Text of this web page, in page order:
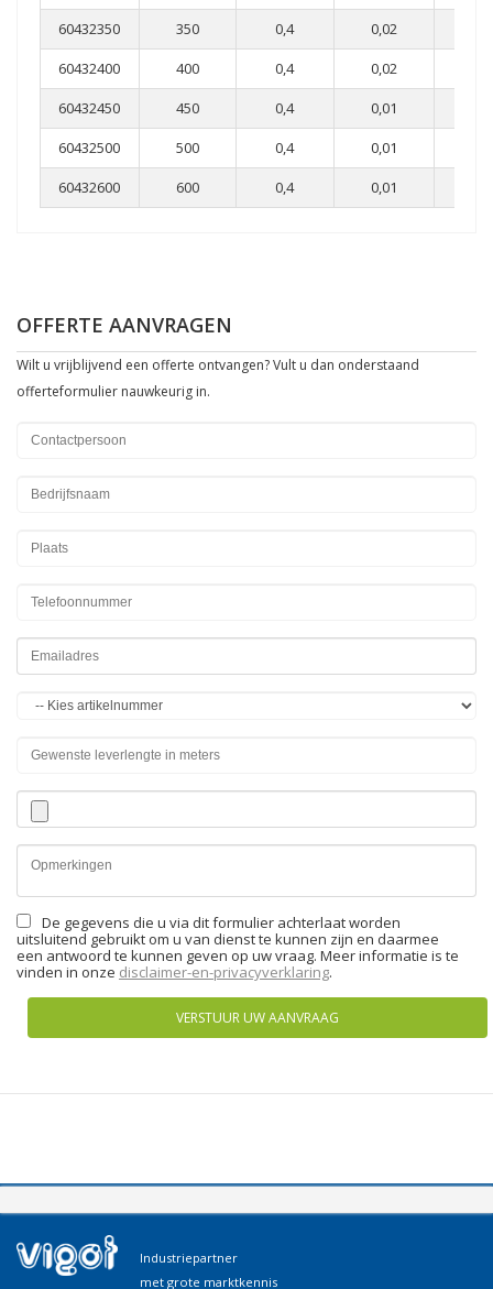
60432350
350 0,4 0,02
60432400
400 0,4 0,02
60432450
450 0,4 0,01
60432500
500 0,4 0,01
60432600
600 0,4 0,01
OFFERTE AANVRAGEN
Wilt u vrijblijvend een offerte ontvangen? Vult u dan onderstaand
offerteformulier nauwkeurig in.
De gegevens die u via dit formulier achterlaat worden
uitsluitend gebruikt om u van dienst te kunnen zijn en daarmee
een antwoord te kunnen geven op uw vraag. Meer informatie is te
vinden in onze disclaimer-en-privacyverklaring.
VERSTUUR UW AANVRAAG
Industriepartner
met grote marktkennis